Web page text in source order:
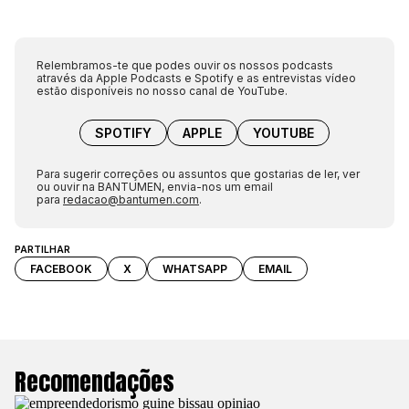
PARTILHAR
FACEBOOK X WHATSAPP EMAIL
Relembramos-te que podes ouvir os nossos podcasts
através da Apple Podcasts e Spotify e as entrevistas vídeo
estão disponíveis no nosso canal de YouTube.
SPOTIFY APPLE YOUTUBE
Para sugerir correções ou assuntos que gostarias de ler, ver
ou ouvir na BANTUMEN, envia-nos um email
para redacao@bantumen.com.
Recomendações